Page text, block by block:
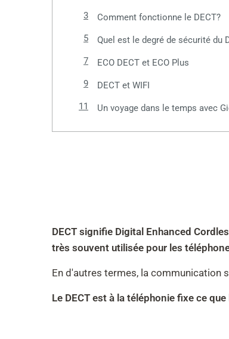
Comment fonctionne le DECT?
Quel est le degré de sécurité du
ECO DECT et ECO Plus
DECT et WIFI
Un voyage dans le temps avec
DECT signifie Digital Enhanced
très souvent utilisée pour les
En d'autres termes, la communication
Le DECT est à la téléphonie fixe ce